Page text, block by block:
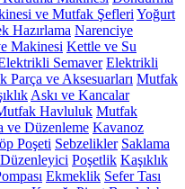
ve Mutfak Şefleri Yoğurt
Hazırlama Narenciye
Makinesi Kettle ve Su
Semaver Elektrikli
ve Aksesuarları Mutfak
Askı ve Kancalar
Havluluk Mutfak
ve Düzenleme Kavanoz
Poşeti Sebzelikler Saklama
Poşetlik Kaşıklık
Ekmeklik Sefer Tası